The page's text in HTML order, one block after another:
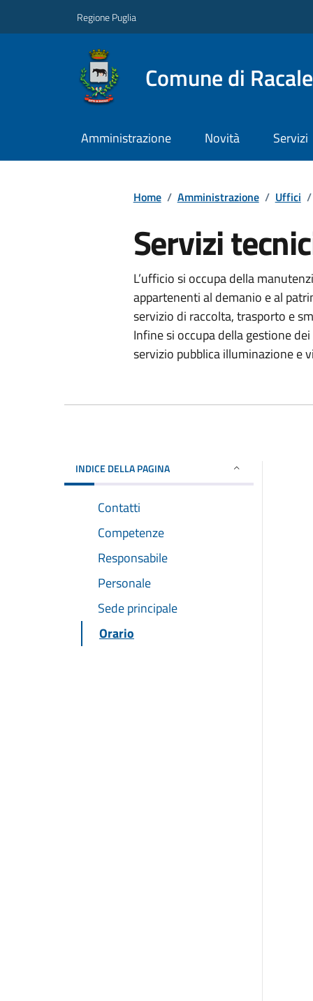
Regione Puglia
Comune di Racale
Amministrazione Novità Servizi
Home / Amministrazione / Uffici /
Servizi
L’ufficio si occupa della
appartenenti al demanio e al
servizio di raccolta, trasporto e
Infine si occupa della gestione
servizio pubblica illuminazione e
INDICE DELLA PAGINA
Contatti
Competenze
Responsabile
Personale
Sede principale
Orario